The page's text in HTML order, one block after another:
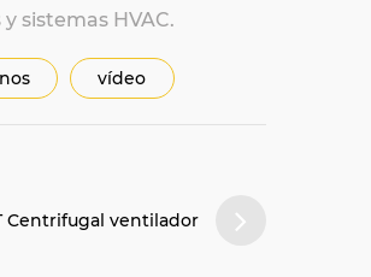
sistemas HVAC.
vídeo
Centrifugal ventilador